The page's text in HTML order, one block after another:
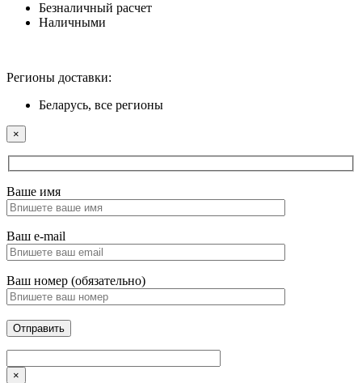
Безналичный расчет
Наличными
Регионы доставки:
Беларусь, все регионы
×
Ваше имя
Ваш e-mail
Ваш номер (обязательно)
×